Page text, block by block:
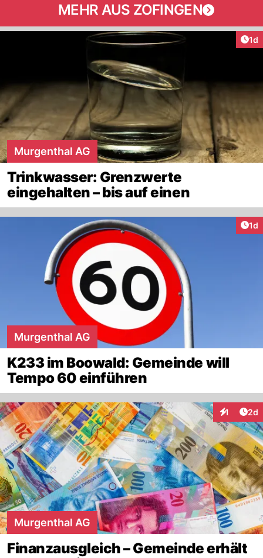
MEHR AUS ZOFINGEN
1d
Murgenthal AG
Trinkwasser: Grenzwerte
eingehalten – bis auf einen
1d
Murgenthal AG
K233 im Boowald: Gemeinde will
Tempo 60 einführen
1 2d
Murgenthal AG
Finanzausgleich – Gemeinde erhält